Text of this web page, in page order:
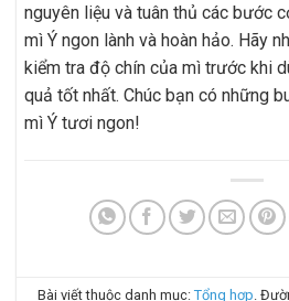
nguyên liệu và tuân thủ các bước
mì Ý ngon lành và hoàn hảo. Hãy
kiểm tra độ chín của mì trước khi
quả tốt nhất. Chúc bạn có những
mì Ý tươi ngon!
Bài viết thuộc danh mục:Tổng hợp.